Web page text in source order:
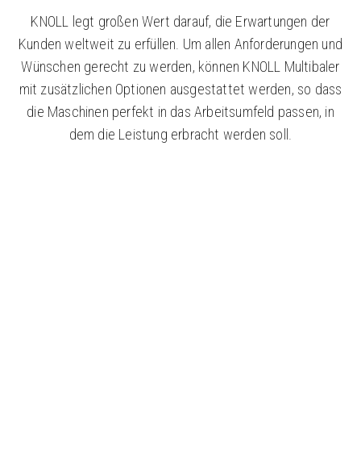
KNOLL legt großen Wert darauf, die Erwartungen der
Kunden weltweit zu erfüllen. Um allen Anforderungen und
Wünschen gerecht zu werden, können KNOLL Multibaler
mit zusätzlichen Optionen ausgestattet werden, so dass
die Maschinen perfekt in das Arbeitsumfeld passen, in
dem die Leistung erbracht werden soll.